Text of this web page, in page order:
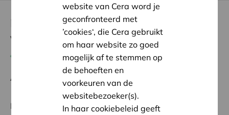
muziekstandaard
vervanging
Terug naar overzicht
Ambitie: Warme en zorgzame buurten voor iedereen
Regionaal Project
website van Cera word je
geconfronteerd met
’cookies‘, die Cera gebruikt
om haar website zo goed
mogelijk af te stemmen op
de behoeften en
voorkeuren van de
websitebezoeker(s).
In haar cookiebeleid geeft